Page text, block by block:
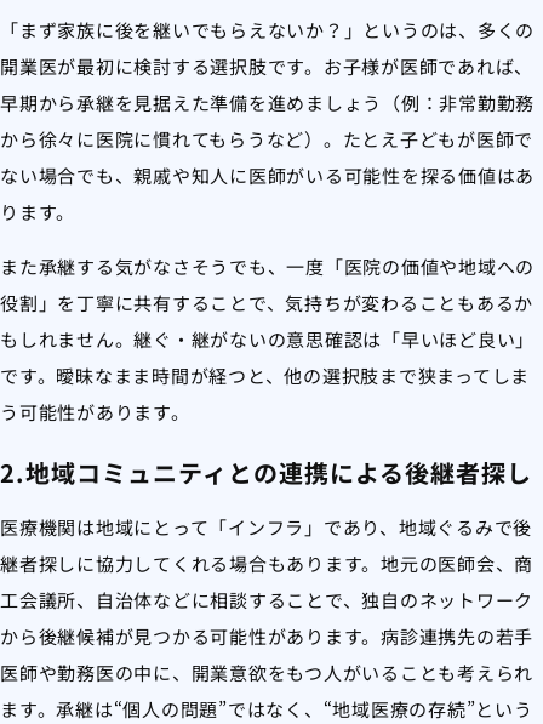
「まず家族に後を継いでもらえないか？」というのは、多くの
開業医が最初に検討する選択肢です。お子様が医師であれば、
早期から承継を見据えた準備を進めましょう（例：非常勤勤務
から徐々に医院に慣れてもらうなど）。たとえ子どもが医師で
ない場合でも、親戚や知人に医師がいる可能性を探る価値はあ
ります。
また承継する気がなさそうでも、一度「医院の価値や地域への
役割」を丁寧に共有することで、気持ちが変わることもあるか
もしれません。継ぐ・継がないの意思確認は「早いほど良い」
です。曖昧なまま時間が経つと、他の選択肢まで狭まってしま
う可能性があります。
2.地域コミュニティとの連携による後継者探し
医療機関は地域にとって「インフラ」であり、地域ぐるみで後
継者探しに協力してくれる場合もあります。地元の医師会、商
工会議所、自治体などに相談することで、独自のネットワーク
から後継候補が見つかる可能性があります。病診連携先の若手
医師や勤務医の中に、開業意欲をもつ人がいることも考えられ
ます。承継は“個人の問題”ではなく、“地域医療の存続”という